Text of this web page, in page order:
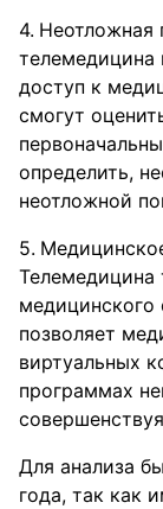
Неотложная
телемедицина
доступ к
смогут
определить,
неотложной
Телемедицина
медицинского
позволяет
виртуальных
программах
Для анализа
года, так как